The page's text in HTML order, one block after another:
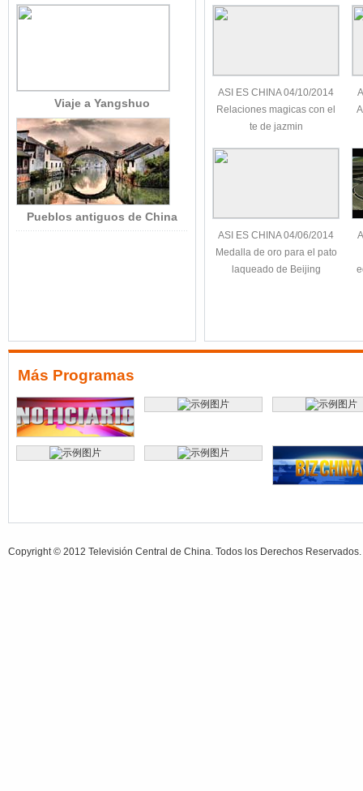
Viaje a Yangshuo
Pueblos antiguos de China
ASI ES CHINA 04/10/2014
Relaciones magicas con el
te de jazmin
ASI ES CHINA 04/06/2014
Medalla de oro para el pato
laqueado de Beijing
Más Programas
Copyright © 2012 Televisión Central de China. Todos los Derechos Reservados.